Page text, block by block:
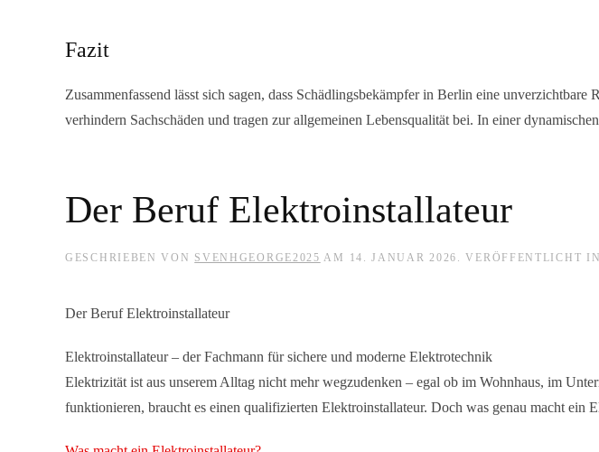
Fazit
Zusammenfassend lässt sich sagen, dass Schädlingsbekämpfer in Berlin eine unverzichtbare
verhindern Sachschäden und tragen zur allgemeinen Lebensqualität bei. In einer
Der Beruf Elektroinstallateur
GESCHRIEBEN VON SVENHGEORGE2025 AM 14. JANUAR 2026 . VERÖFFENTLICHT IN
Der Beruf Elektroinstallateur
Elektroinstallateur– der Fachmann für sichere und moderne Elektrotechnik
Elektrizität ist aus unserem Alltag nicht mehr wegzudenken – egal ob im Wohnhaus, im
funktionieren, braucht es einen qualifizierten Elektroinstallateur. Doch was genau macht